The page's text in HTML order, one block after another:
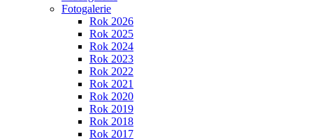
Fotogalerie
Rok 2026
Rok 2025
Rok 2024
Rok 2023
Rok 2022
Rok 2021
Rok 2020
Rok 2019
Rok 2018
Rok 2017